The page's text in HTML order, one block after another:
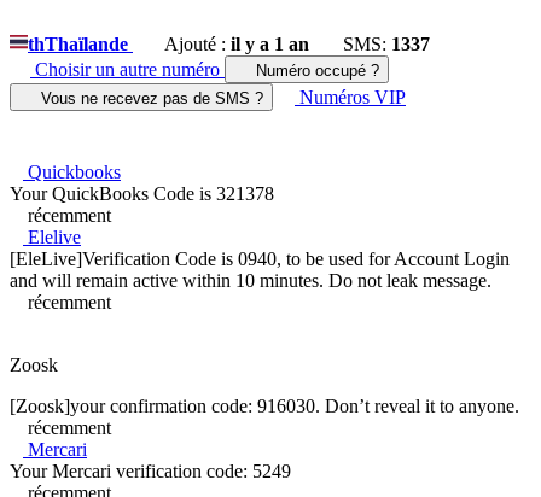
thThaïlande Ajouté : il y a 1 an SMS: 1337
Choisir un autre numéro
Numéro occupé ?
Vous ne recevez pas de SMS ?
Numéros VIP
Quickbooks
Your QuickBooks Code is 321378
récemment
Elelive
[EleLive]Verification Code is 0940, to be used for Account Login
and will remain active within 10 minutes. Do not leak message.
récemment
Zoosk
[Zoosk]your confirmation code: 916030. Don’t reveal it to anyone.
récemment
Mercari
Your Mercari verification code: 5249
récemment